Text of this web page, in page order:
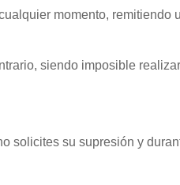
momento, remitiendo
siendo imposible
solicites su supresión y